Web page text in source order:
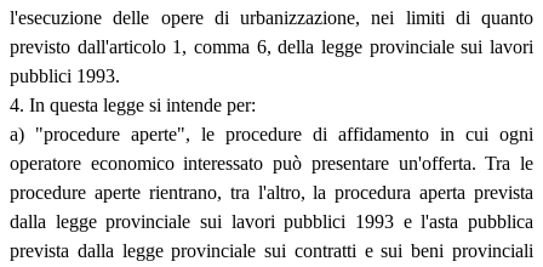
l'esecuzione delle opere di urbanizzazione, nei limiti di quanto
previsto dall'articolo 1, comma 6, della legge provinciale sui lavori
pubblici 1993.
4. In questa legge si intende per:
a) "procedure aperte", le procedure di affidamento in cui ogni
operatore economico interessato può presentare un'offerta. Tra le
procedure aperte rientrano, tra l'altro, la procedura aperta prevista
dalla legge provinciale sui lavori pubblici 1993 e l'asta pubblica
prevista dalla legge provinciale sui contratti e sui beni provinciali